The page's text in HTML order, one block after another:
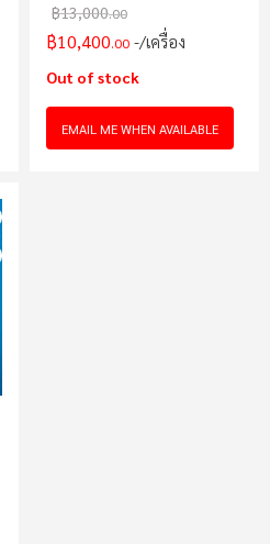
฿13,000.00
฿10,400.00 /เครื่อง
Out of stock
EMAIL ME WHEN AVAILABLE